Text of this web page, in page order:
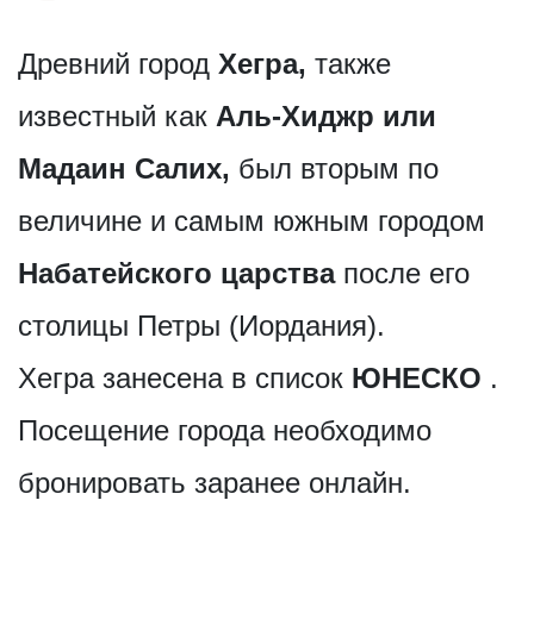
Древний город Хегра, также
известный как Аль-Хиджр или
Мадаин Салих, был вторым по
величине и самым южным городом
Набатейского царствапосле его
столицы Петры (Иордания).
Хегра занесена в список ЮНЕСКО .
Посещение города необходимо
бронировать заранее онлайн.